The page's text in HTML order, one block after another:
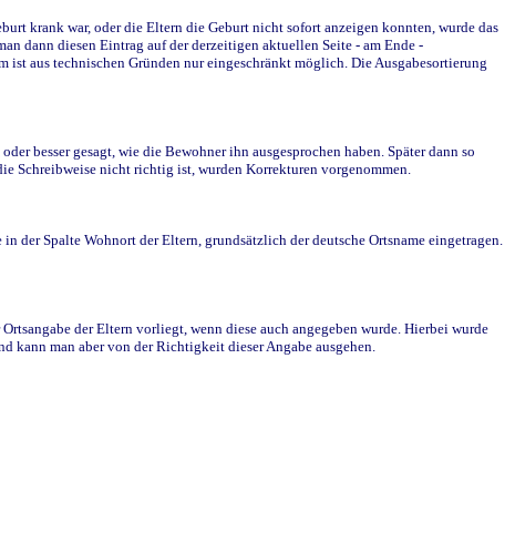
krank war, oder die Eltern die Geburt nicht sofort anzeigen konnten, wurde das
dann diesen Eintrag auf der derzeitigen aktuellen Seite - am Ende -
aus technischen Gründen nur eingeschränkt möglich. Die Ausgabesortierung
besser gesagt, wie die Bewohner ihn ausgesprochen haben. Später dann so
Schreibweise nicht richtig ist, wurden Korrekturen vorgenommen.
der Spalte Wohnort der Eltern, grundsätzlich der deutsche Ortsname eingetragen.
der Eltern vorliegt, wenn diese auch angegeben wurde. Hierbei wurde
kann man aber von der Richtigkeit dieser Angabe ausgehen.